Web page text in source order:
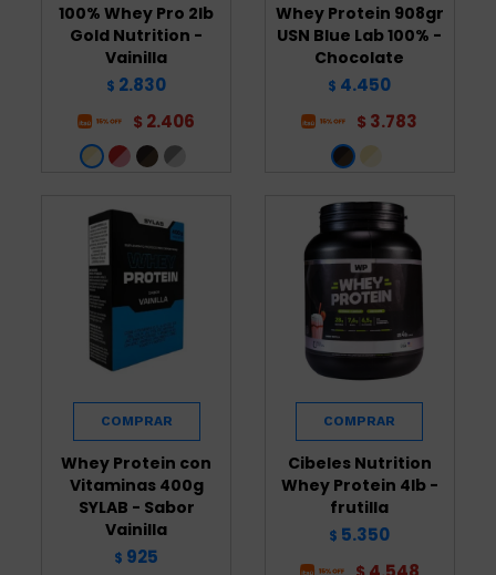
100% Whey Pro 2lb
Gold Nutrition -
Vainilla
$ 2.830
$ 2.406
Whey Protein 908gr
USN Blue Lab 100% -
Chocolate
$ 4.450
$ 3.783
Whey Protein con
Vitaminas 400g
SYLAB - Sabor
Vainilla
$ 925
Cibeles Nutrition
Whey Protein 4lb -
frutilla
$ 5.350